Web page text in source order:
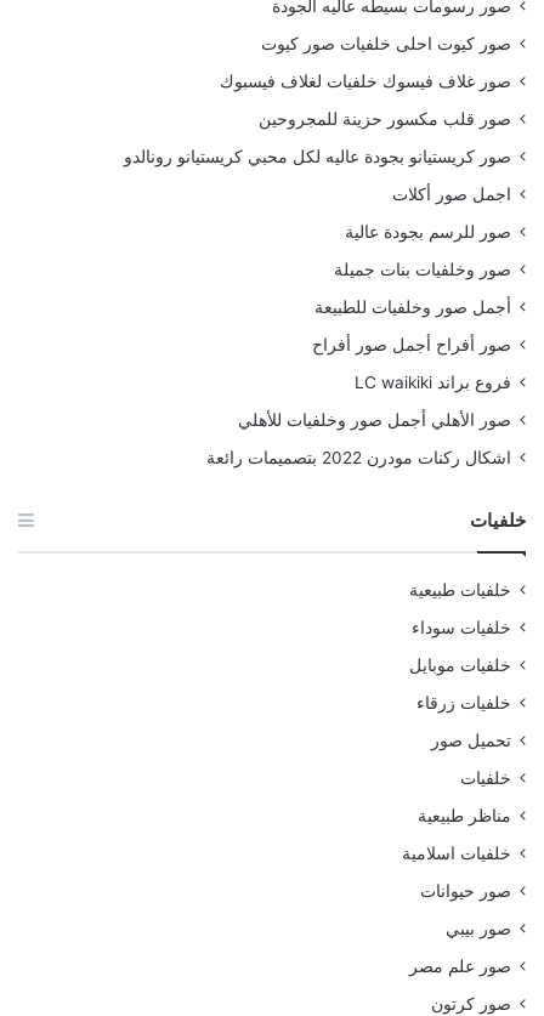
صور رسومات بسيطه عاليه الجودة
صور كيوت احلى خلفيات صور كيوت
صور غلاف فيسوك خلفيات لغلاف فيسبوك
صور قلب مكسور حزينة للمجروحين
صور كريستيانو بجودة عاليه لكل محبي كريستيانو رونالدو
اجمل صور أكلات
صور للرسم بجودة عالية
صور وخلفيات بنات جميلة
أجمل صور وخلفيات للطبيعة
صور أفراح أجمل صور أفراح
فروع براند LC waikiki
صور الأهلي أجمل صور وخلفيات للأهلي
اشكال ركنات مودرن 2022 بتصميمات رائعة
خلفيات
خلفيات طبيعية
خلفيات سوداء
خلفيات موبايل
خلفيات زرقاء
تحميل صور
خلفيات
مناظر طبيعية
خلفيات اسلامية
صور حيوانات
صور بيبي
صور علم مصر
صور كرتون